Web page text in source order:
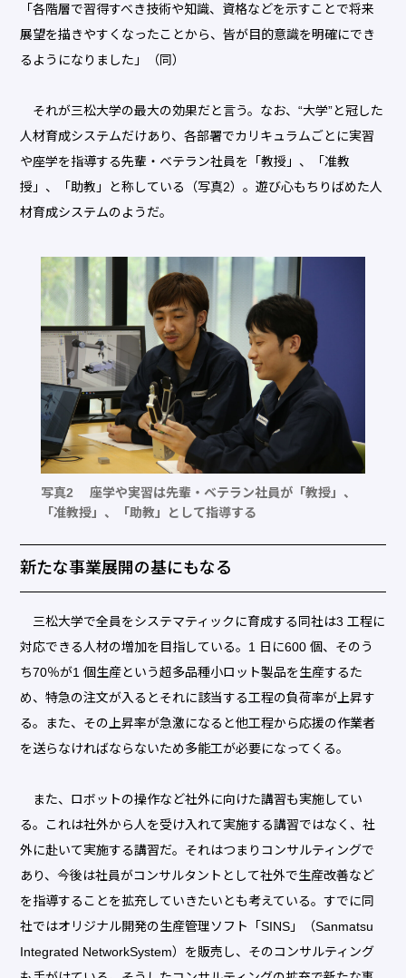
「各階層で習得すべき技術や知識、資格などを示すことで将来
展望を描きやすくなったことから、皆が目的意識を明確にでき
るようになりました」（同）
それが三松大学の最大の効果だと言う。なお、“大学”と冠した
人材育成システムだけあり、各部署でカリキュラムごとに実習
や座学を指導する先輩・ベテラン社員を「教授」、「准教
授」、「助教」と称している（写真2）。遊び心もちりばめた人
材育成システムのようだ。
写真2 座学や実習は先輩・ベテラン社員が「教授」、
「准教授」、「助教」として指導する
新たな事業展開の基にもなる
三松大学で全員をシステマティックに育成する同社は3 工程に
対応できる人材の増加を目指している。1 日に600 個、そのう
ち70％が1 個生産という超多品種小ロット製品を生産するた
め、特急の注文が入るとそれに該当する工程の負荷率が上昇す
る。また、その上昇率が急激になると他工程から応援の作業者
を送らなければならないため多能工が必要になってくる。
また、ロボットの操作など社外に向けた講習も実施してい
る。これは社外から人を受け入れて実施する講習ではなく、社
外に赴いて実施する講習だ。それはつまりコンサルティングで
あり、今後は社員がコンサルタントとして社外で生産改善など
を指導することを拡充していきたいとも考えている。すでに同
社ではオリジナル開発の生産管理ソフト「SINS」（Sanmatsu
Integrated NetworkSystem）を販売し、そのコンサルティング